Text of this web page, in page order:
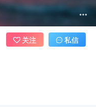
关注 私信